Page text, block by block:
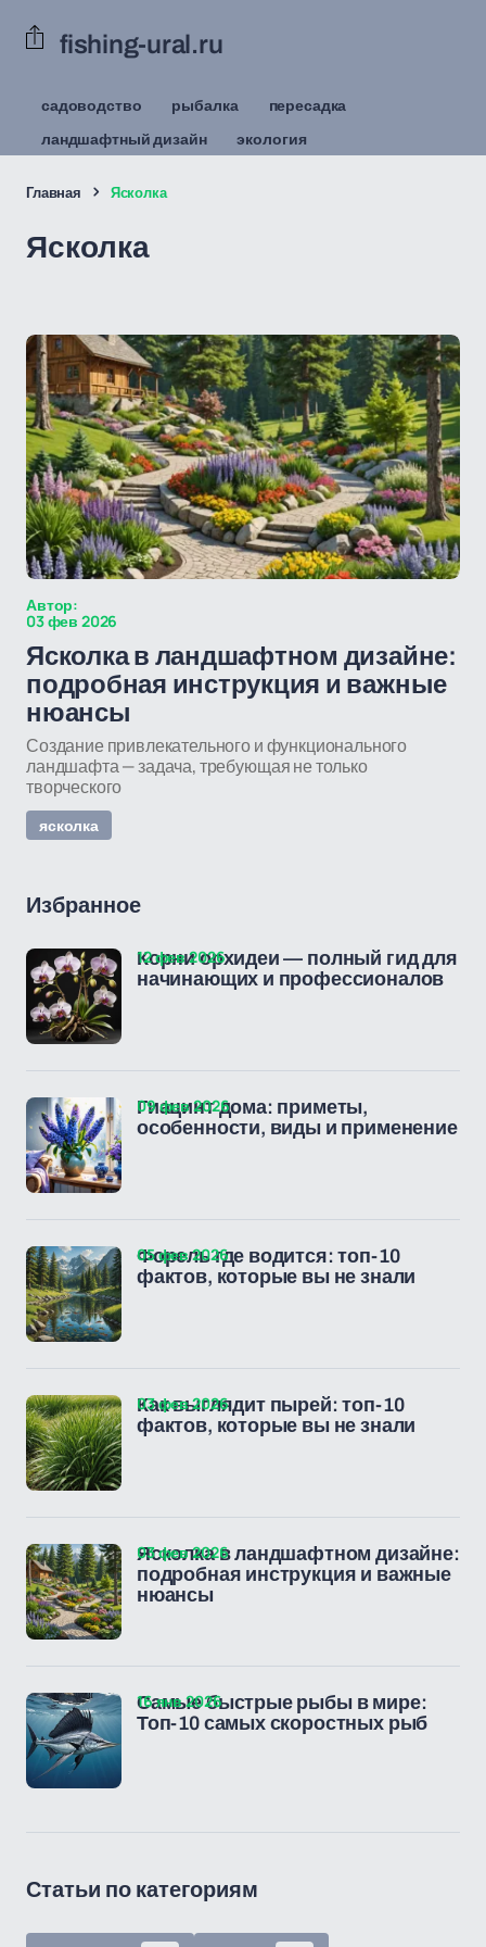
fishing-ural.ru
садоводство рыбалка
пересадка
ландшафтный дизайн
экология
Главная Ясколка
Ясколка
Автор:
03 фев 2026
Ясколка в ландшафтном дизайне:
подробная инструкция и важные
нюансы
Создание привлекательного и функционального
ландшафта — задача, требующая не только
творческого
ясколка
Избранное
Корни орхидеи — полный гид для
начинающих и профессионалов
12 фев 2026
Гиацинт дома: приметы,
особенности, виды и применение
09 фев 2026
Форель где водится: топ-10
фактов, которые вы не знали
05 фев 2026
Как выглядит пырей: топ-10
фактов, которые вы не знали
03 фев 2026
Ясколка в ландшафтном дизайне:
подробная инструкция и важные
нюансы
03 фев 2026
Самые быстрые рыбы в мире:
Топ-10 самых скоростных рыб
16 янв 2026
Статьи по категориям